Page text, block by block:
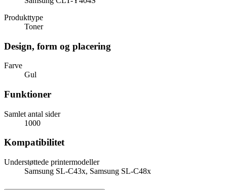
Produkttype
Toner
Design, form og placering
Farve
Gul
Funktioner
Samlet antal sider
1000
Kompatibilitet
Understøttede printermodeller
Samsung SL-C43x, Samsung SL-C48x